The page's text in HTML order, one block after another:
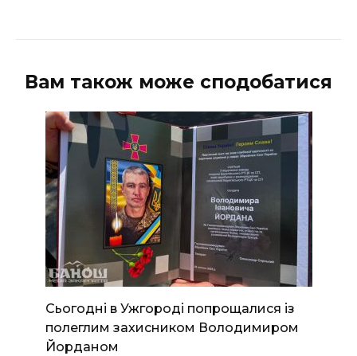
Вам також може сподобатися
Сьогодні в Ужгороді попрощалися із
полеглим захисником Володимиром
Йорданом